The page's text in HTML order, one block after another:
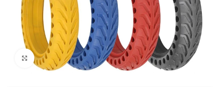
Click to enlarge